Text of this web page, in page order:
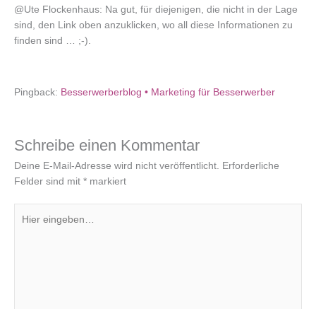
@Ute Flockenhaus: Na gut, für diejenigen, die nicht in der Lage
sind, den Link oben anzuklicken, wo all diese Informationen zu
finden sind … ;-).
Pingback: Besserwerberblog • Marketing für Besserwerber
Schreibe einen Kommentar
Deine E-Mail-Adresse wird nicht veröffentlicht.
Erforderliche
Felder sind mit * markiert
eingeben…